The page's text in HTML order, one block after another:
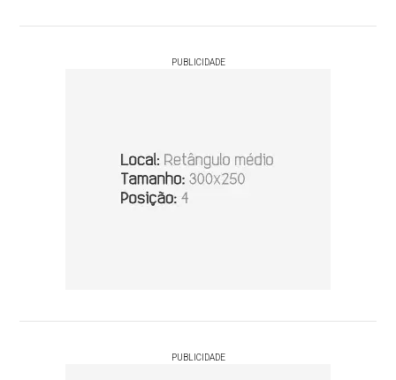
PUBLICIDADE
PUBLICIDADE